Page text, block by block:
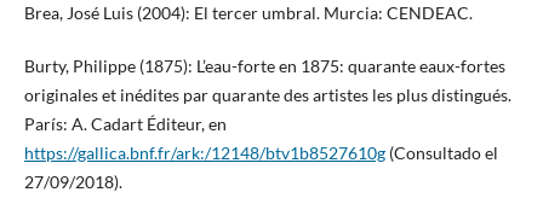
Brea, José Luis (2004): El tercer umbral. Murcia: CENDEAC.
Burty, Philippe (1875): L’eau-forte en 1875: quarante eaux-fortes
originales et inédites par quarante des artistes les plus distingués.
París: A. Cadart Éditeur, en
https://gallica.bnf.fr/ark:/12148/btv1b8527610g(Consultado el
27/09/2018).